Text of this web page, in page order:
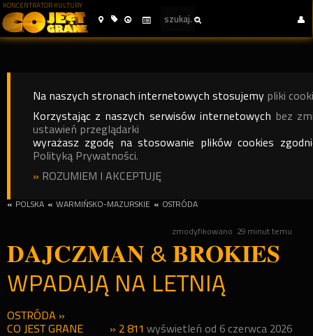
KONCENTRATOR KULTURY
Na naszych stronach internetowych stosujemy pliki
Korzystając z naszych serwisów internetowych bez
ustawień przeglądarki
wyrażasz zgodę na stosowanie plików cookies
Polityką Prywatności.
» ROZUMIEM I AKCEPTUJĘ
« POLSKA « WARMIŃSKO-MAZURSKIE « OSTRÓDA
zmodyfikowano 29 minut temu
𝐃𝐀𝐉𝐂𝐙𝐌𝐀𝐍 & 𝐁𝐑𝐎𝐊𝐈𝐄𝐒
WPADAJĄ NA LETNIĄ
OSTRÓDA »
CO JEST GRANE
» 2 811 wyświetleń od 6 czerwca 2026